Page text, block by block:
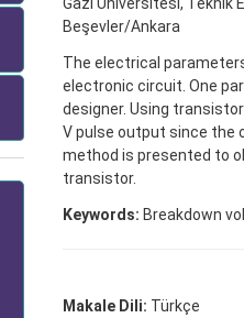
Beşevler/Ankara
The electrical
electronic circuit. One
designer. Using
V pulse output since the
method is presented to
transistor.
Keywords: Breakdown
Makale Dili: Türkçe